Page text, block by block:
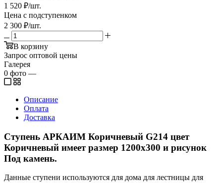
1 520 ₽/шт.
Цена с подступенком
2 300 ₽/шт.
В корзину
Запрос оптовой цены
Галерея
0 фото —
Описание
Оплата
Доставка
Ступень АРКАИМ Коричневый G214 цвет
Коричневый имеет размер 1200x300 и рисунок
Под камень.
Данные ступени используются для дома для лестницы для